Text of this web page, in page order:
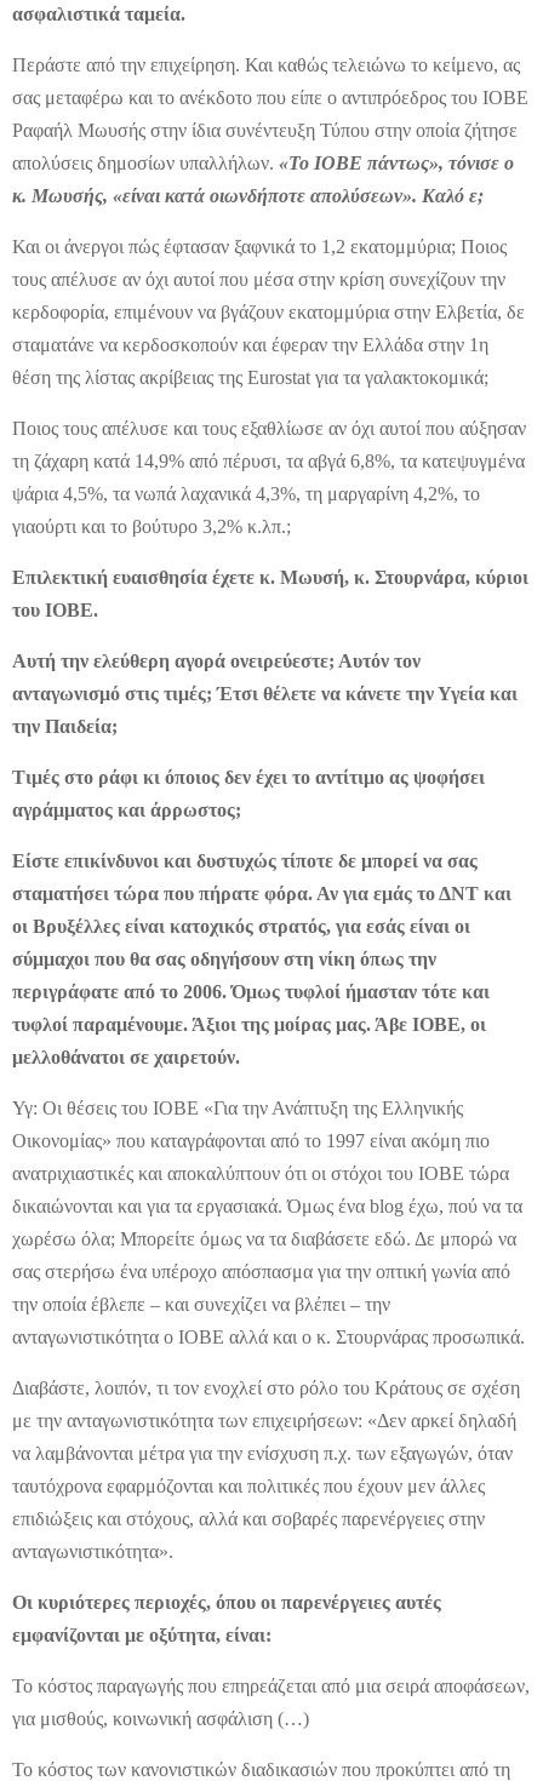
ασφαλιστικά ταμεία.
Περάστε από την επιχείρηση. Και καθώς τελειώνω το κείμενο, ας
σας μεταφέρω και το ανέκδοτο που είπε ο αντιπρόεδρος του ΙΟΒΕ
Ραφαήλ Μωυσής στην ίδια συνέντευξη Τύπου στην οποία ζήτησε
απολύσεις δημοσίων υπαλλήλων. «Το ΙΟΒΕ πάντως», τόνισε ο
κ. Μωυσής, «είναι κατά οιωνδήποτε απολύσεων». Καλό ε;
Και οι άνεργοι πώς έφτασαν ξαφνικά το 1,2 εκατομμύρια; Ποιος
τους απέλυσε αν όχι αυτοί που μέσα στην κρίση συνεχίζουν την
κερδοφορία, επιμένουν να βγάζουν εκατομμύρια στην Ελβετία, δε
σταματάνε να κερδοσκοπούν και έφεραν την Ελλάδα στην 1η
θέση της λίστας ακρίβειας της Eurostat για τα γαλακτοκομικά;
Ποιος τους απέλυσε και τους εξαθλίωσε αν όχι αυτοί που αύξησαν
τη ζάχαρη κατά 14,9% από πέρυσι, τα αβγά 6,8%, τα κατεψυγμένα
ψάρια 4,5%, τα νωπά λαχανικά 4,3%, τη μαργαρίνη 4,2%, το
γιαούρτι και το βούτυρο 3,2% κ.λπ.;
Επιλεκτική ευαισθησία έχετε κ. Μωυσή, κ. Στουρνάρα, κύριοι
του ΙΟΒΕ.
Αυτή την ελεύθερη αγορά ονειρεύεστε; Αυτόν τον
ανταγωνισμό στις τιμές; Έτσι θέλετε να κάνετε την Υγεία και
την Παιδεία;
Τιμές στο ράφι κι όποιος δεν έχει το αντίτιμο ας ψοφήσει
αγράμματος και άρρωστος;
Είστε επικίνδυνοι και δυστυχώς τίποτε δε μπορεί να σας
σταματήσει τώρα που πήρατε φόρα. Αν για εμάς το ΔΝΤ και
οι Βρυξέλλες είναι κατοχικός στρατός, για εσάς είναι οι
σύμμαχοι που θα σας οδηγήσουν στη νίκη όπως την
περιγράφατε από το 2006. Όμως τυφλοί ήμασταν τότε και
τυφλοί παραμένουμε. Άξιοι της μοίρας μας. Άβε ΙΟΒΕ, οι
μελλοθάνατοι σε χαιρετούν.
Υγ: Οι θέσεις του ΙΟΒΕ «Για την Ανάπτυξη της Ελληνικής
Οικονομίας» που καταγράφονται από το 1997 είναι ακόμη πιο
ανατριχιαστικές και αποκαλύπτουν ότι οι στόχοι του ΙΟΒΕ τώρα
δικαιώνονται και για τα εργασιακά. Όμως ένα blog έχω, πού να τα
χωρέσω όλα; Μπορείτε όμως να τα διαβάσετε εδώ. Δε μπορώ να
σας στερήσω ένα υπέροχο απόσπασμα για την οπτική γωνία από
την οποία έβλεπε – και συνεχίζει να βλέπει – την
ανταγωνιστικότητα ο ΙΟΒΕ αλλά και ο κ. Στουρνάρας προσωπικά.
Διαβάστε, λοιπόν, τι τον ενοχλεί στο ρόλο του Κράτους σε σχέση
με την ανταγωνιστικότητα των επιχειρήσεων: «Δεν αρκεί δηλαδή
να λαμβάνονται μέτρα για την ενίσχυση π.χ. των εξαγωγών, όταν
ταυτόχρονα εφαρμόζονται και πολιτικές που έχουν μεν άλλες
επιδιώξεις και στόχους, αλλά και σοβαρές παρενέργειες στην
ανταγωνιστικότητα».
Οι κυριότερες περιοχές, όπου οι παρενέργειες αυτές
εμφανίζονται με οξύτητα, είναι:
Το κόστος παραγωγής που επηρεάζεται από μια σειρά αποφάσεων,
για μισθούς, κοινωνική ασφάλιση (…)
Το κόστος των κανονιστικών διαδικασιών που προκύπτει από τη